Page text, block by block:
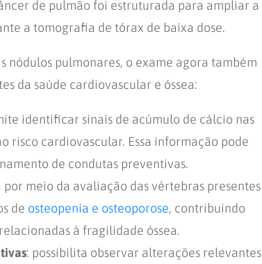
de pulmão foi estruturada para ampliar a
a tomografia de tórax de baixa dose.
nódulos pulmonares, o exame agora também
da saúde cardiovascular e óssea:
identificar sinais de acúmulo de cálcio nas
risco cardiovascular. Essa informação pode
de condutas preventivas.
por meio da avaliação das vértebras presentes
de osteopenia e osteoporose, contribuindo
à fragilidade óssea.
: possibilita observar alterações relevantes